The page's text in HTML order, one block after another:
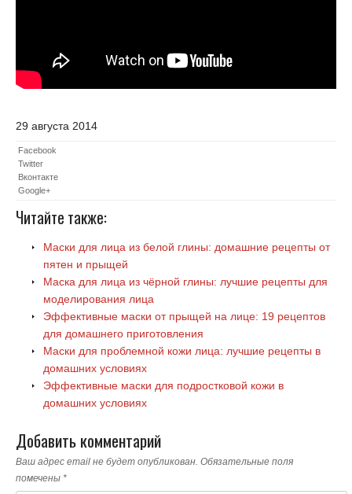
29 августа 2014
Facebook
Twitter
Вконтакте
Google+
Читайте также:
Маски для лица из белой глины: домашние рецепты от
пятен и прыщей
Маска для лица из чёрной глины: лучшие рецепты для
моделирования лица
Эффективные маски от прыщей на лице: 19 рецептов
для домашнего приготовления
Маски для проблемной кожи лица: лучшие рецепты в
домашних условиях
Эффективные маски для подростковой кожи в
домашних условиях
Добавить комментарий
Ваш адрес email не будет опубликован. Обязательные поля
помечены *